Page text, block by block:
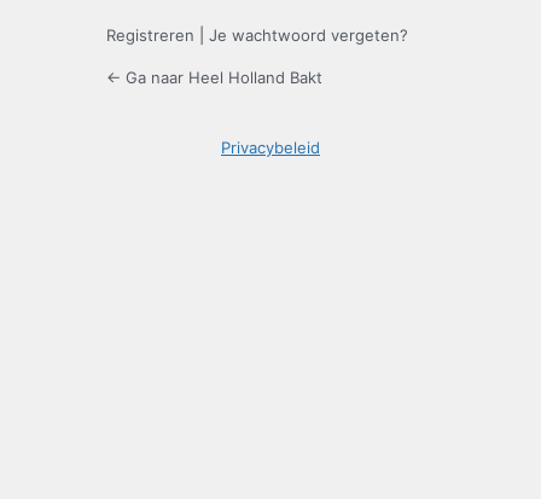
Registreren Je wachtwoord vergeten?
← Ga naar Heel Holland Bakt
Privacybeleid